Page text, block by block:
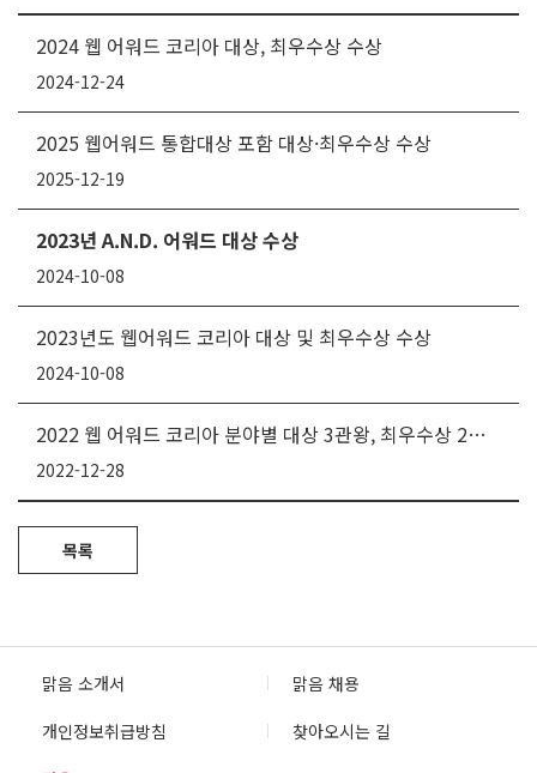
2024 웹 어워드 코리아 대상, 최우수상 수상
2024-12-24
2025 웹어워드 통합대상 포함 대상·최우수상 수상
2025-12-19
2023년 A.N.D. 어워드 대상 수상
2024-10-08
2023년도 웹어워드 코리아 대상 및 최우수상 수상
2024-10-08
2022 웹 어워드 코리아 분야별 대상 3관왕, 최우수상 2관왕 수상
2022-12-28
목록
맑음 소개서
맑음 채용
개인정보취급방침
찾아오시는 길